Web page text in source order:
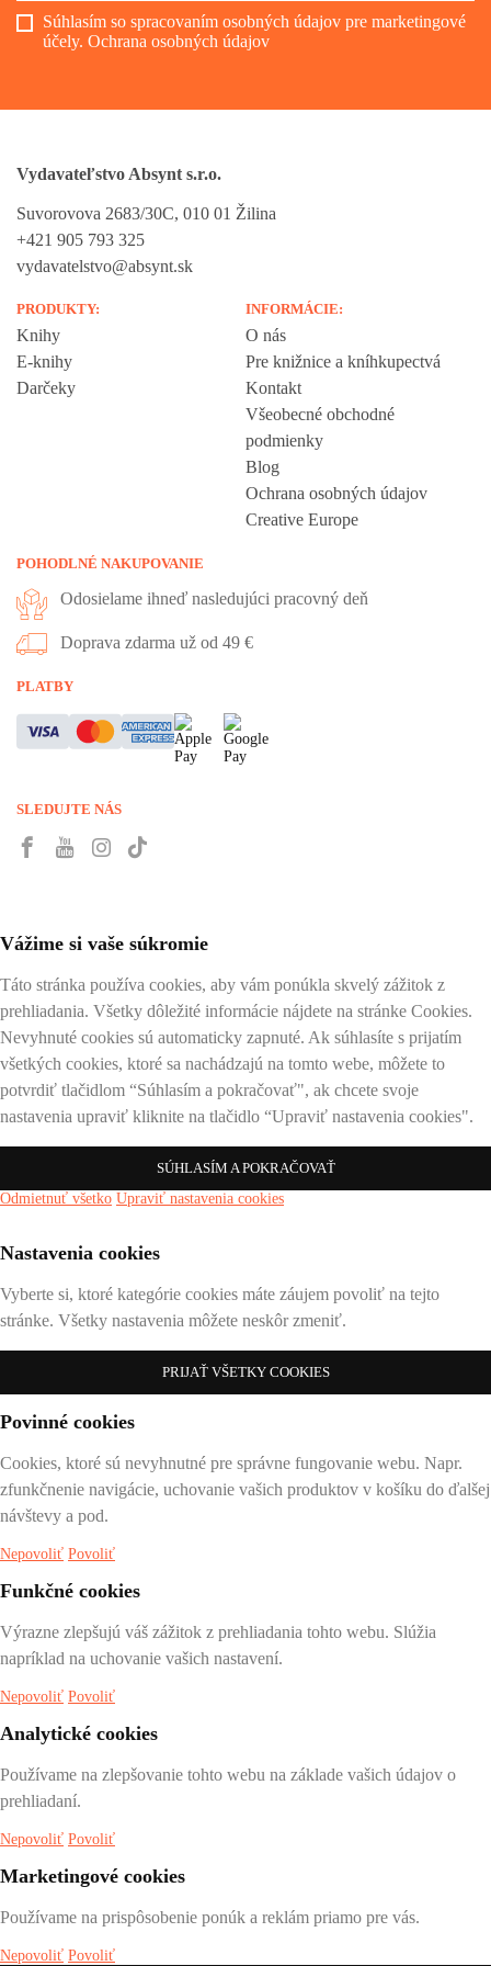
Súhlasím so spracovaním osobných údajov pre marketingové
účely. Ochrana osobných údajov
Vydavateľstvo Absynt s.r.o.
Suvorovova 2683/30C, 010 01 Žilina
+421 905 793 325
vydavatelstvo@absynt.sk
PRODUKTY:
Knihy
E-knihy
Darčeky
INFORMÁCIE:
O nás
Pre knižnice a kníhkupectvá
Kontakt
Všeobecné obchodné
podmienky
Blog
Ochrana osobných údajov
Creative Europe
POHODLNÉ NAKUPOVANIE
Odosielame ihneď nasledujúci pracovný deň
Doprava zdarma už od 49 €
PLATBY
SLEDUJTE NÁS
Vážime si vaše súkromie
Táto stránka používa cookies, aby vám ponúkla skvelý zážitok z
prehliadania. Všetky dôležité informácie nájdete na stránke Cookies.
Nevyhnuté cookies sú automaticky zapnuté. Ak súhlasíte s prijatím
všetkých cookies, ktoré sa nachádzajú na tomto webe, môžete to
potvrdiť tlačidlom “Súhlasím a pokračovať", ak chcete svoje
nastavenia upraviť kliknite na tlačidlo “Upraviť nastavenia cookies".
SÚHLASÍM A POKRAČOVAŤ
Odmietnuť všetko Upraviť nastavenia cookies
Nastavenia cookies
Vyberte si, ktoré kategórie cookies máte záujem povoliť na tejto
stránke. Všetky nastavenia môžete neskôr zmeniť.
PRIJAŤ VŠETKY COOKIES
Povinné cookies
Cookies, ktoré sú nevyhnutné pre správne fungovanie webu. Napr.
zfunkčnenie navigácie, uchovanie vašich produktov v košíku do ďalšej
návštevy a pod.
Nepovoliť Povoliť
Funkčné cookies
Výrazne zlepšujú váš zážitok z prehliadania tohto webu. Slúžia
napríklad na uchovanie vašich nastavení.
Nepovoliť Povoliť
Analytické cookies
Používame na zlepšovanie tohto webu na základe vašich údajov o
prehliadaní.
Nepovoliť Povoliť
Marketingové cookies
Používame na prispôsobenie ponúk a reklám priamo pre vás.
Nepovoliť Povoliť